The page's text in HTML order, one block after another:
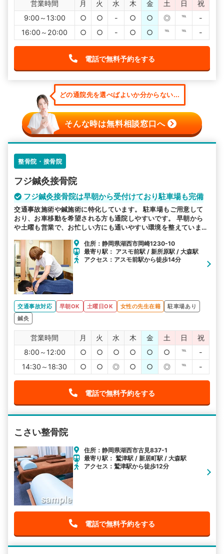
営業時間 月 火 水 木 金 土 日
祝
9:00～13:00
○ ○ - ○ ○ ◎ ℡
-
16:00～20:00
○ ○ - ○ ○ ℡ ℡ -
電話で無料予約をする
どの通院先を選べばよいか分からない...
そんな時は無料相談窓口へ
整骨院・接骨院
フジ鍼灸接骨院
フジ鍼灸接骨院は早朝から受付けており駐車場も完備
交通事故施術や鍼施術に特化しています。 駐車場もご用意して
おり、お車移動を希望される方も通院しやすいです。 早朝から
や土曜も営業で、お忙しい方にも通いやすい環境を整えていま
住所：静岡県湖西市岡崎1230-10
最寄り駅： アスモ前駅 / 新所原駅 / 大森駅
アクセス：アスモ前駅から徒歩14分
交通事故対応 早朝OK 土曜日OK 女性の先生在籍
駐車場あり
鍼灸
営業時間 月 火 水 木 金 土 日
祝
8:00～12:00
○ ○ ○ ○ ○ ○ ℡
-
14:30～18:30
○ ○ ◎ ○ ○ ◎ ℡ -
電話で無料予約をする
こさい整骨院
住所：静岡県湖西市古見837-1
最寄り駅： 鷲津駅 / 新居町駅 / 大森駅
アクセス：鷲津駅から徒歩12分
電話で無料予約をする